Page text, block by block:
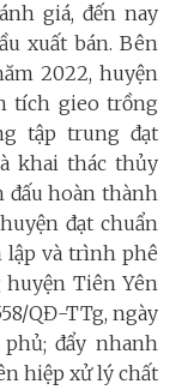
giá, đến nay
xuất bán. Bên
2022, huyện
tích gieo trồng
tập trung đạt
khai thác thủy
đấu hoàn thành
đạt chuẩn
và trình phê
huyện Tiên Yên
QĐ-TTg, ngày
đẩy nhanh
hiệp xử lý chất